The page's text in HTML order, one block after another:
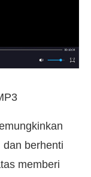
berhenti
memberi